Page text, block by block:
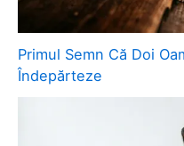
Primul Semn Că Doi
Îndepărteze